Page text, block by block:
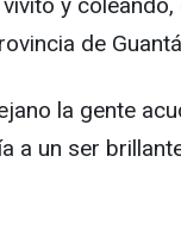
de
la gente
a un ser